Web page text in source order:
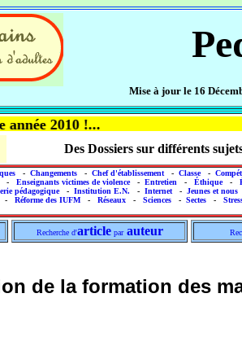
Mise à jour le 16
!...
Des Dossiers sur différents
- Changements - Chef d'établissement - Classe-
- Enseignants victimes de violence- Entretien - Éthique-
pédagogique- Institution E.N. - Internet - Jeunes et nous
- Réforme des IUFM - Réseaux - Sciences - Sectes -
Recherche d'article parauteur
de la formation des